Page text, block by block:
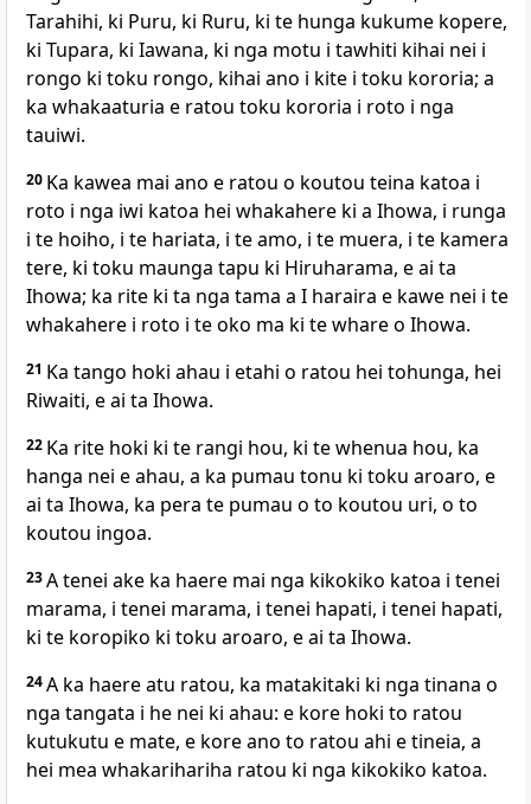
Tarahihi, ki Puru, ki Ruru, ki te hunga kukume kopere,
ki Tupara, ki Iawana, ki nga motu i tawhiti kihai nei i
rongo ki toku rongo, kihai ano i kite i toku kororia; a
ka whakaaturia e ratou toku kororia i roto i nga
tauiwi.
20 Ka kawea mai ano e ratou o koutou teina katoa i
roto i nga iwi katoa hei whakahere ki a Ihowa, i runga
i te hoiho, i te hariata, i te amo, i te muera, i te kamera
tere, ki toku maunga tapu ki Hiruharama, e ai ta
Ihowa; ka rite ki ta nga tama a I haraira e kawe nei i te
whakahere i roto i te oko ma ki te whare o Ihowa.
21 Ka tango hoki ahau i etahi o ratou hei tohunga, hei
Riwaiti, e ai ta Ihowa.
22 Ka rite hoki ki te rangi hou, ki te whenua hou, ka
hanga nei e ahau, a ka pumau tonu ki toku aroaro, e
ai ta Ihowa, ka pera te pumau o to koutou uri, o to
koutou ingoa.
23A tenei ake ka haere mai nga kikokiko katoa i tenei
marama, i tenei marama, i tenei hapati, i tenei hapati,
ki te koropiko ki toku aroaro, e ai ta Ihowa.
24A ka haere atu ratou, ka matakitaki ki nga tinana o
nga tangata i he nei ki ahau: e kore hoki to ratou
kutukutu e mate, e kore ano to ratou ahi e tineia, a
hei mea whakarihariha ratou ki nga kikokiko katoa.